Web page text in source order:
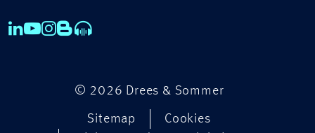
© 2026 Drees & Sommer
Sitemap
Cookies